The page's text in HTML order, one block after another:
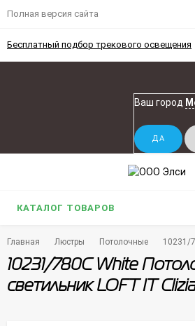
Полная версия сайта
Бесплатный подбор трекового освещения
Ваш город
КАТАЛОГ ТОВАРОВ
Главная Люстры Потолочные 10231/
10231/780C White
светильник LOFT IT Clizia